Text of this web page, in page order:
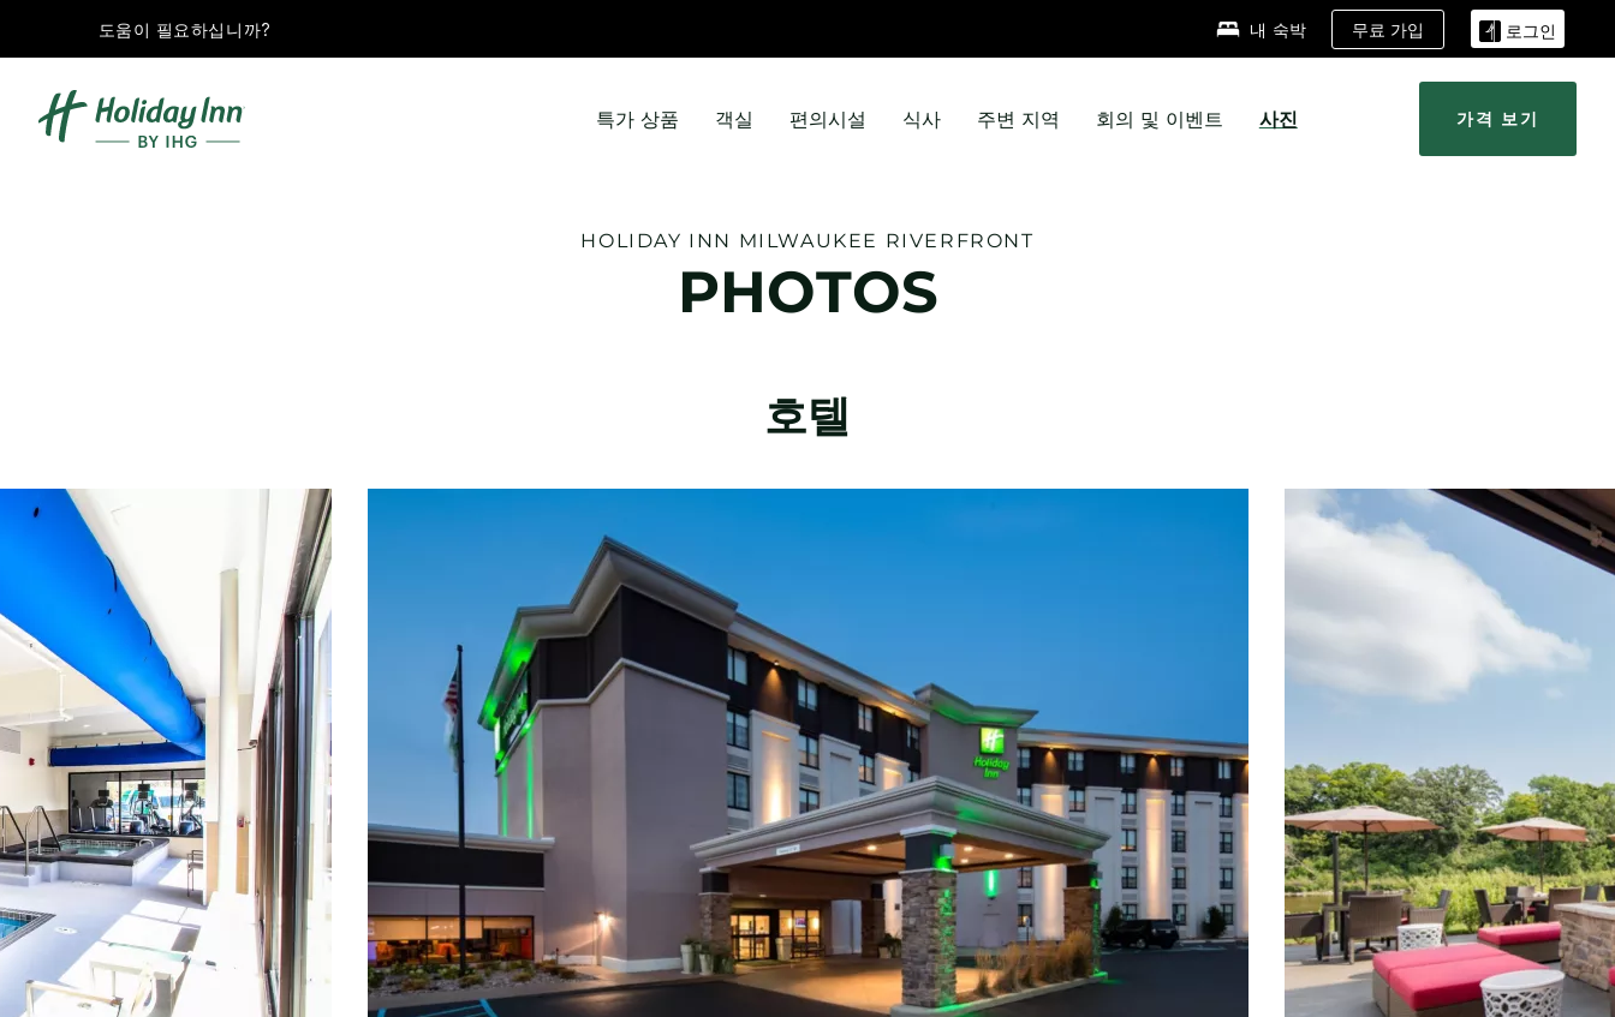
도움이 필요하십니까? 내 숙박 무료 가입 로그인
특가 상품 객실 편의시설 식사 주변 지역 회의 및 이벤트 사진 가격 보기
HOLIDAY INN MILWAUKEE RIVERFRONT
PHOTOS
호텔